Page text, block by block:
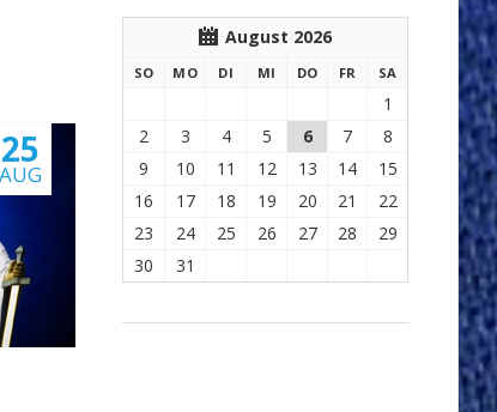
25
AUG
August 2026
SO NNTAG
MONTAG
DI ENSTAG
MI TTWOCH
DO NNERSTAG
FR EITAG
SA
1
2
3 4 5 6 7
8
9
10 11 12 13 14
15
16
17 18 19 20 21
22
23
24 25 26 27 28
29
30
31